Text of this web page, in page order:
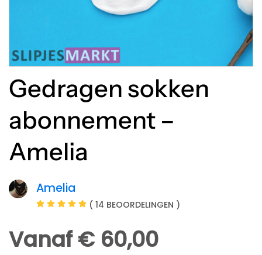
Gedragen sokken
abonnement –
Amelia
Amelia
( 14 BEOORDELINGEN )
Vanaf € 60,00